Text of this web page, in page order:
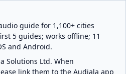
guide for 1,100+ cities
5 guides; works offline; 11
and Android.
Solutions Ltd. When
link them to the Audiala app